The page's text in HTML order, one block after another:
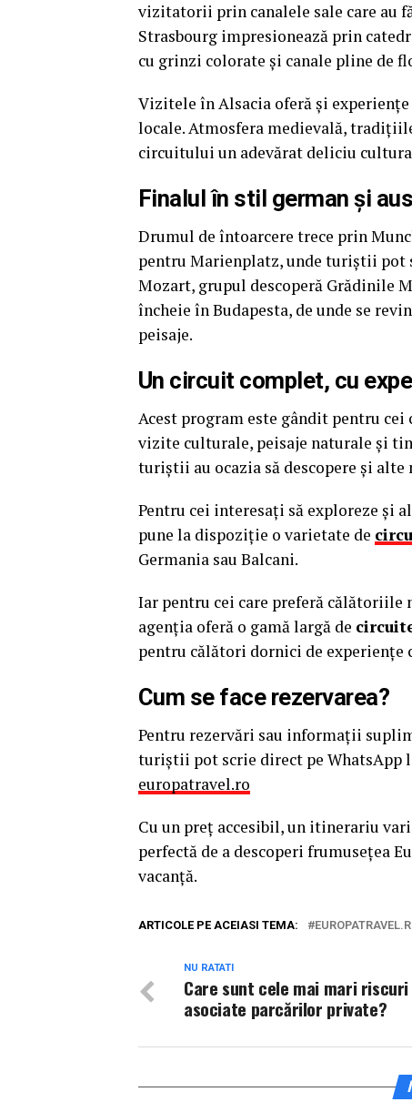
vizitatorii prin canalele sale care au
Strasbourg impresionează prin
cu grinzi colorate și canale pline de
Vizitele în Alsacia oferă și
locale. Atmosfera medievală,
circuitului un adevărat deliciu
Finalul în stil german și
Drumul de întoarcere trece prin
pentru Marienplatz, unde turiștii pot
Mozart, grupul descoperă Grădinile
încheie în Budapesta, de unde se
peisaje.
Un circuit complet, cu
Acest program este gândit pentru cei
vizite culturale, peisaje naturale și
turiștii au ocazia să descopere și alte
Pentru cei interesați să exploreze și
pune la dispoziție o varietate de
Germania sau Balcani.
Iar pentru cei care preferă călătoriile
agenția oferă o gamă largă de
pentru călători dornici de experiențe
Cum se face rezervarea?
Pentru rezervări sau informații
turiștii pot scrie direct pe WhatsApp
europatravel.ro
Cu un preț accesibil, un itinerariu
perfectă de a descoperi frumusețea
vacanță.
ARTICOLE PE ACEIASI TEMA:
NU RATATI
Care sunt cele mai mari riscuri
asociate parcărilor private?